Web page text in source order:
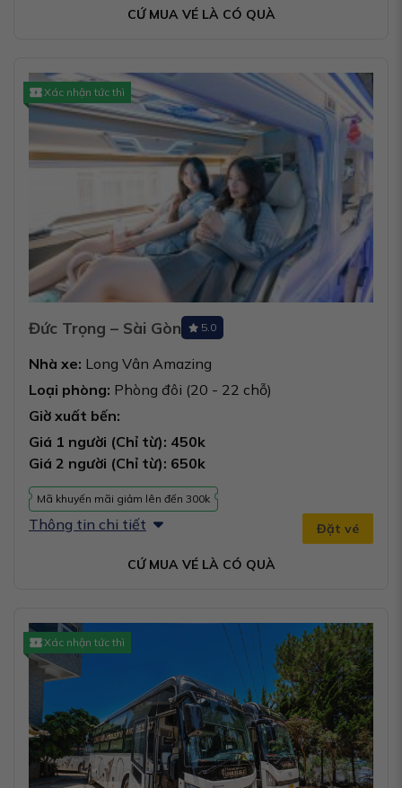
CỨ MUA VÉ LÀ CÓ QUÀ
Xác nhận tức thì
Đức Trọng – Sài Gòn 5.0
Nhà xe: Long Vân Amazing
Loại phòng: Phòng đôi (20 - 22 chỗ)
Giờ xuất bến:
Giá 1 người (Chỉ từ): 450k
Giá 2 người (Chỉ từ): 650k
Mã khuyến mãi giảm lên đến 300k
Thông tin chi tiết Đặt vé
CỨ MUA VÉ LÀ CÓ QUÀ
Xác nhận tức thì